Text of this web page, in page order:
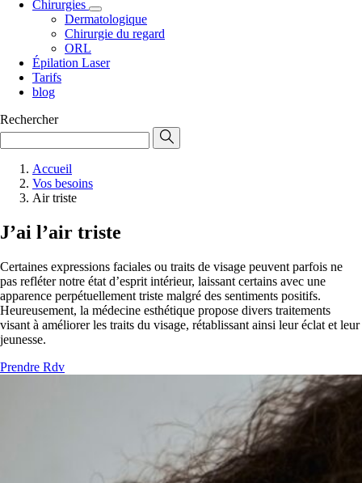
Chirurgies
Dermatologique
Chirurgie du regard
ORL
Épilation Laser
Tarifs
blog
Rechercher
Accueil
Vos besoins
Air triste
J’ai l’air triste
Certaines expressions faciales ou traits de visage peuvent parfois ne
pas refléter notre état d’esprit intérieur, laissant certains avec une
apparence perpétuellement triste malgré des sentiments positifs.
Heureusement, la médecine esthétique propose divers traitements
visant à améliorer les traits du visage, rétablissant ainsi leur éclat et leur
jeunesse.
Prendre Rdv